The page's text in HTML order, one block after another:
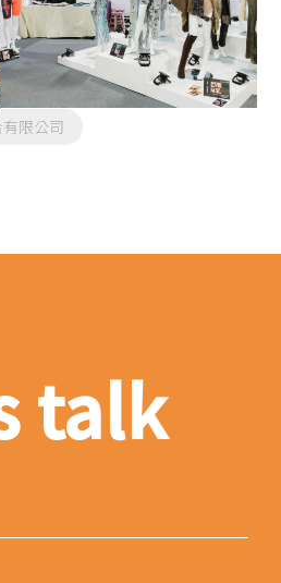
限公司
talk